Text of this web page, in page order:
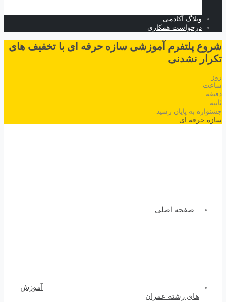
وبلاگ آکادمی
درخواست همکاری
شروع پلتفرم آموزشی سازه حرفه ای با تخفیف های
تکرار نشدنی
روز
ساعت
دقیقه
ثانیه
جشنواره به پایان رسید
سازه حرفه ای
صفحه اصلی
آموزش
های رشته عمران